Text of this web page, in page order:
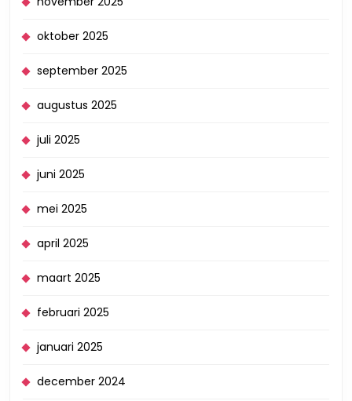
oktober 2025
september 2025
augustus 2025
juli 2025
juni 2025
mei 2025
april 2025
maart 2025
februari 2025
januari 2025
december 2024